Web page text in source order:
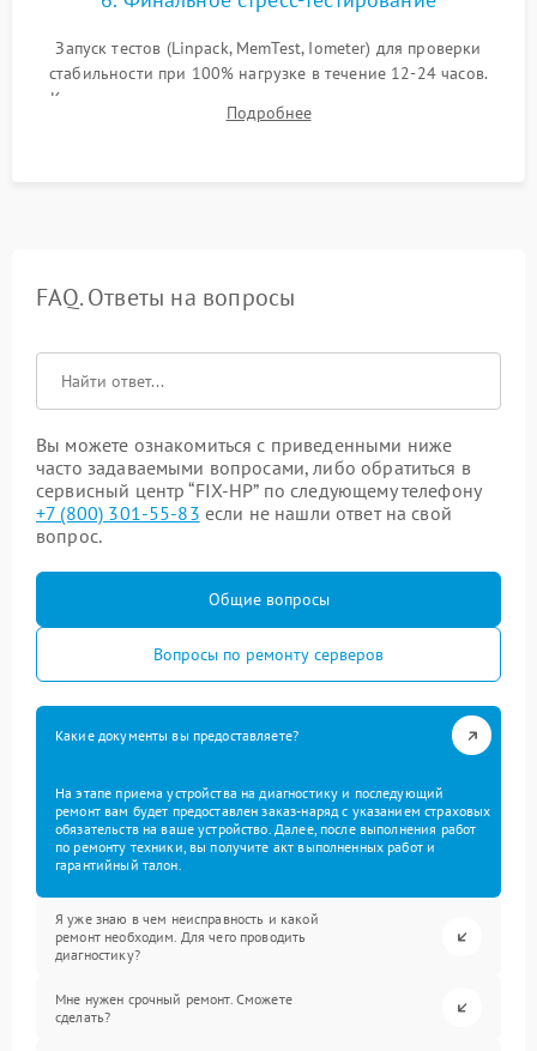
Запуск тестов (Linpack, MemTest, Iometer) для проверки
стабильности при 100% нагрузке в течение 12-24 часов.
Контроль температурных режимов, проверка отсутствия
троттлинга и подготовка сервера к выдаче.
Подробнее
FAQ. Ответы на вопросы
Вы можете ознакомиться с приведенными ниже
часто задаваемыми вопросами, либо обратиться в
сервисный центр “FIX-HP” по следующему телефону
+7 (800) 301-55-83 если не нашли ответ на свой
вопрос.
Общие вопросы
Вопросы по ремонту серверов
Какие документы вы предоставляете?
На этапе приема устройства на диагностику и последующий
ремонт вам будет предоставлен заказ-наряд с указанием страховых
обязательств на ваше устройство. Далее, после выполнения работ
по ремонту техники, вы получите акт выполненных работ и
гарантийный талон.
Я уже знаю в чем неисправность и какой
ремонт необходим. Для чего проводить
диагностику?
Мне нужен срочный ремонт. Сможете
сделать?